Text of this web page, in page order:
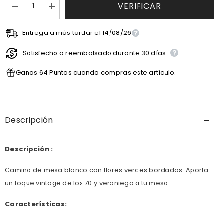
Error:
interpolation
value
&quot;producto&quot;
for
la
cantidad
}}&quot;
Error:
interpolation
for
cantidad
}}&quot;
VERIFICAR
Entrega a más tardar el 14/08/26 Información de entrega
Satisfecho o reembolsado durante 30 días
Ganas 64 Puntos cuando compras este artículo.
Descripción
Descripción :
Camino de mesa blanco con flores verdes bordadas. Aporta
un toque vintage de los 70 y veraniego a tu mesa.
Características: